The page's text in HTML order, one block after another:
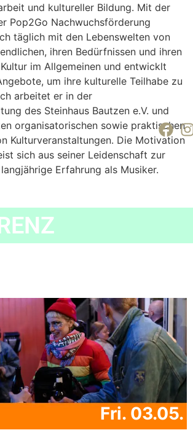
und kultureller Bildung. Mit der
Pop2Go Nachwuchsförderung
täglich mit den Lebenswelten von
ihren Bedürfnissen und ihren
im Allgemeinen und entwicklt
um ihre kulturelle Teilhabe zu
arbeitet er in der
des Steinhaus Bautzen e.V. und
organisatorischen sowie praktischen
Kulturveranstaltungen. Die Motivation
sich aus seiner Leidenschaft zur
Erfahrung als Musiker.
Fri. 03.05.